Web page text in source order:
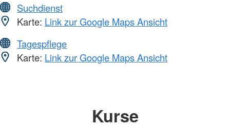
Suchdienst
Karte: Link zur Google Maps Ansicht
Tagespflege
Karte: Link zur Google Maps Ansicht
Kurse